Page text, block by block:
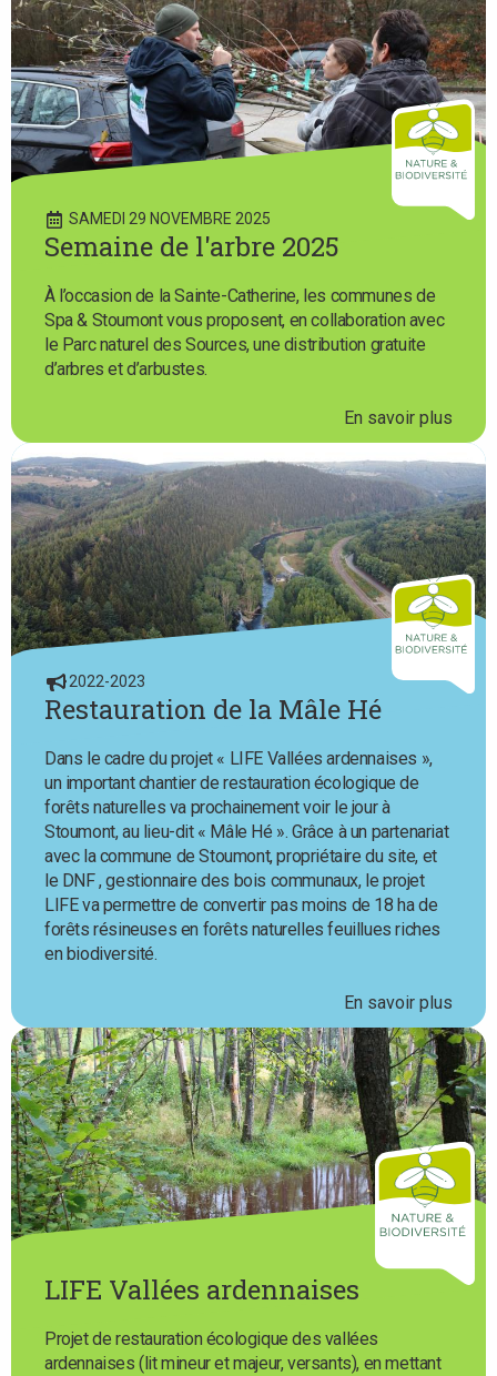
SAMEDI 29 NOVEMBRE 2025
Semaine de l'arbre 2025
À l’occasion de la Sainte-Catherine, les communes de
Spa & Stoumont vous proposent, en collaboration avec
le Parc naturel des Sources, une distribution gratuite
d’arbres et d’arbustes.
En savoir plus
2022-2023
Restauration de la Mâle Hé
Dans le cadre du projet « LIFE Vallées ardennaises »,
un important chantier de restauration écologique de
forêts naturelles va prochainement voir le jour à
Stoumont, au lieu-dit « Mâle Hé ». Grâce à un partenariat
avec la commune de Stoumont, propriétaire du site, et
le DNF , gestionnaire des bois communaux, le projet
LIFE va permettre de convertir pas moins de 18 ha de
forêts résineuses en forêts naturelles feuillues riches
en biodiversité.
En savoir plus
LIFE Vallées ardennaises
Projet de restauration écologique des vallées
ardennaises (lit mineur et majeur, versants), en mettant